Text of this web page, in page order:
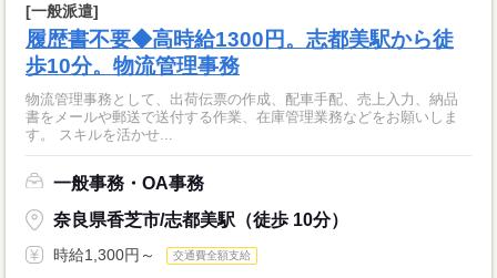
[一般派遣]
履歴書不要◆高時給1300円。志都美駅から徒
歩10分。物流管理事務
物流管理事務として、出荷伝票の作成、配車手配、売上入力、納品
書をメールや郵送で送付する作業、在庫管理業務などをお願いしま
す。 スキルを活かせ...
一般事務・OA事務
奈良県香芝市/志都美駅（徒歩 10分）
時給1,300円～ 交通費全額支給